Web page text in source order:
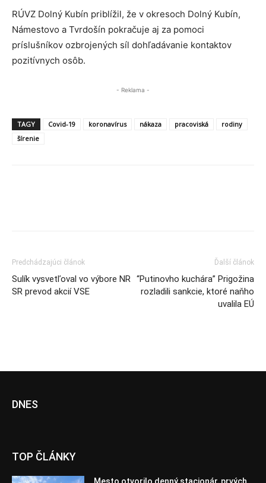
RÚVZ Dolný Kubín priblížil, že v okresoch Dolný Kubín,
Námestovo a Tvrdošín pokračuje aj za pomoci
príslušníkov ozbrojených síl dohľadávanie kontaktov
pozitívnych osôb.
- Reklama -
TAGY Covid-19 koronavírus nákaza pracoviská
rodiny
šírenie
Predchádzajúci článok
Sulík vysvetľoval vo výbore NR
SR prevod akcií VSE
Ďalší článok
“Putinovho kuchára” Prigožina
rozladili sankcie, ktoré naňho
uvalila EÚ
DNES
TOP ČLÁNKY